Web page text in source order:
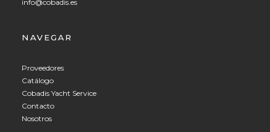
info@cobadis.es
NAVEGAR
Proveedores
Catálogo
Cobadis Yacht Service
Contacto
Nosotros